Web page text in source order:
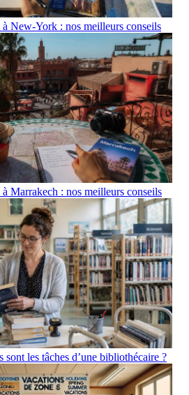
à New-York : nos meilleurs conseils
Marrakech : nos meilleurs conseils
sont les tâches d’une bibliothécaire ?